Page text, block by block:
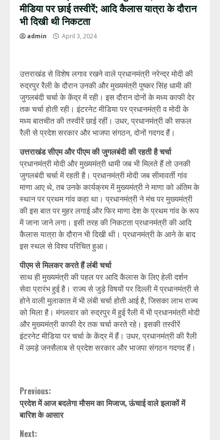
मीडिया पर छाई तस्वीरें; आदि कैलास यात्रा के दौरान
भी दिखी थी निकटता
admin April 3, 2024
उत्तराखंड से विशेष लगाव रखने वाले प्रधानमंत्री नरेन्द्र मोदी की
रुद्रपुर रैली के दौरान उनकी और मुख्यमंत्री पुष्कर सिंह धामी की
जुगलबंदी चर्चा के केंद्र में रही। इस दौरान दोनों के मध्य काफी देर
तक चर्चा होती रही। इंटरनेट मीडिया पर प्रधानमंत्री व मोदी के
मध्य बातचीत की तस्वीरें छाई रहीं। उधर, प्रधानमंत्री की सफल
रैली से प्रदेश सरकार और भाजपा संगठन, दोनों गदगद हैं।
उत्तराखंड सीएम और पीएम की जुगलबंदी की रहती है चर्चा
प्रधानमंत्री मोदी और मुख्यमंत्री धामी जब भी मिलते हैं तो उनकी
जुगलबंदी चर्चा में रहती है। प्रधानमंत्री मोदी जब सीमावर्ती गांव
माणा आए थे, तब उनके कार्यक्रम में मुख्यमंत्री ने माणा को अंतिम के
स्थान पर प्रथम गांव कहा था। प्रधानमंत्री ने मंच पर मुख्यमंत्री
की इस बात पर मुहर लगाई और फिर माणा देश के प्रथम गांव के रूप
में जाना जाने लगा। इसी तरह की निकटता प्रधानमंत्री की आदि
कैलास यात्रा के दौरान भी दिखी थी। प्रधानमंत्री के आने के बाद
इस स्थल से विश्व परिचित हुआ।
पीएम से मिलकर करते हैं लंबी चर्चा
साथ ही मुख्यमंत्री की पहल पर आदि कैलास के लिए हेली दर्शन
सेवा प्रारंभ हुई है। राज्य से जुड़े विषयों पर दिल्ली में प्रधानमंत्री से
होने वाली मुलाकात में भी लंबी चर्चा होती आई है, जिसका लाभ राज्य
को मिला है। मंगलवार को रुद्रपुर में हुई रैली में भी प्रधानमंत्री मोदी
और मुख्यमंत्री काफी देर तक चर्चा करते रहे। इसकी तस्वीरें
इंटरनेट मीडिया पर चर्चा के केंद्र में हैं। उधर, प्रधानमंत्री की रैली
में उमड़े जनसैलाब से प्रदेश सरकार और भाजपा संगठन गदगद हैं।
Continue
Reading
Previous:
प्रदेश में आज बदलेगा मौसम का मिजाज, ऊंचाई वाले इलाकों में
बारिश के आसार
Next: